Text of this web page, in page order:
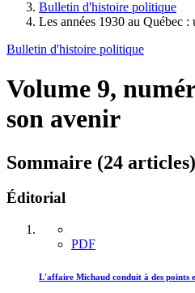
Bulletin d'histoire politique
Les années 1930 au Québec
Bulletin d'histoire politique
Volume 9,
son avenir
Sommaire (24 articles)
Éditorial
PDF
L'affaire Michaud conduit à des points